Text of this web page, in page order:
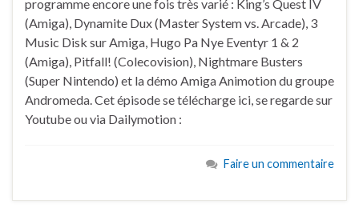
programme encore une fois très varié : King’s Quest IV
(Amiga), Dynamite Dux (Master System vs. Arcade), 3
Music Disk sur Amiga, Hugo Pa Nye Eventyr 1 & 2
(Amiga), Pitfall! (Colecovision), Nightmare Busters
(Super Nintendo) et la démo Amiga Animotion du groupe
Andromeda. Cet épisode se télécharge ici, se regarde sur
Youtube ou via Dailymotion :
Faire un commentaire